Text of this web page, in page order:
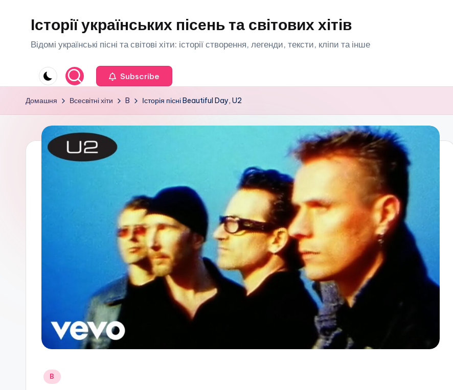
Історії українських пісень та світових хітів
Відомі українські пісні та світові хіти: історії створення, легенди, тексти, кліпи та інше
Subscribe
Домашня Всесвітні хіти B Історія пісні Beautiful Day, U2
Опубліковано
B